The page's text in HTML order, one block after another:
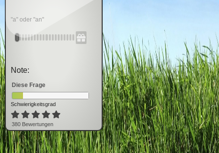
"a" oder "an"
Note:
Diese Frage
Schwierigkeitsgrad
380 Bewertungen